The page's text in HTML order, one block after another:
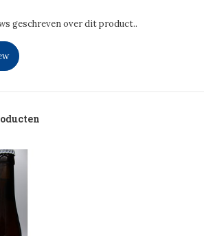
geschreven over dit product..